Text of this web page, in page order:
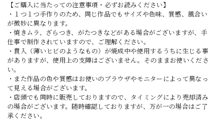
【ご購入に当たっての注意事項・必ずお読みください】
・１つ１つ手作りのため、同じ作品でもサイズや色味、質感、風合い
が微妙に異なります。
・焼きムラ、ざらつき、がたつきなどがある場合がございますが、手
仕事で制作されていますので、ご理解ください。
・貫入（薄いヒビのようなもの）が焼成中や使用するうちに生じる事
がありますが、使用上の支障はございません。そのままお使いくださ
い。
・また作品の色や質感はお使いのブラウザやモニターによって異なっ
て見える場合がございます。
・店頭でも同時に販売しておりますので、タイミングにより売却済み
の場合がございます。随時確認しておりますが、万が一の場合はご了
承ください。